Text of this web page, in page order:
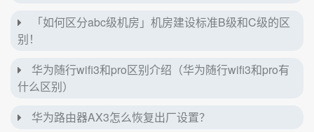
「如何区分abc级机房」机房建设标准B级和C级的区
别！
华为随行wifi3和pro区别介绍（华为随行wifi3和pro有
什么区别）
华为路由器AX3怎么恢复出厂设置？